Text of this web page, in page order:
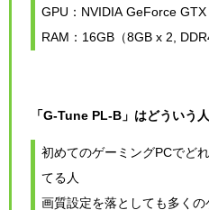
GPU：NVIDIA GeForce GTX
RAM：16GB（8GB x 2,
「G-Tune PL-B」はどういう
初めてのゲーミングPCでど
てる人
画質設定を落としても多く